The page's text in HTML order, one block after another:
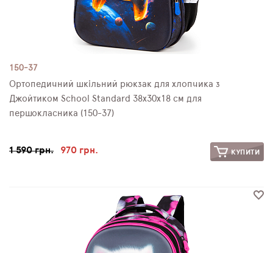
150-37
Ортопедичний шкільний рюкзак для хлопчика з
Джойтиком School Standard 38х30х18 см для
першокласника (150-37)
1 590 грн. 970 грн. КУПИТИ